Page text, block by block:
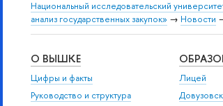
Национальный исследовательский
анализ государственных закупок» → Новости
О ВЫШКЕ
Цифры и факты
Руководство и структура
Лицей